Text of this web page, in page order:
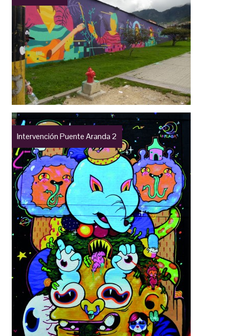
Intervención Puente Aranda 2